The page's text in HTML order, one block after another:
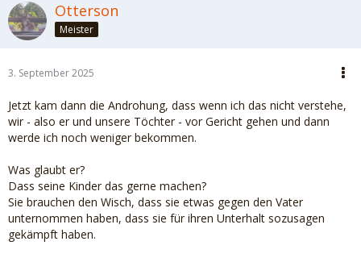
Otterson
Meister
3. September 2025
Jetzt kam dann die Androhung, dass wenn ich das nicht verstehe,
wir - also er und unsere Töchter - vor Gericht gehen und dann
werde ich noch weniger bekommen.
Was glaubt er?
Dass seine Kinder das gerne machen?
Sie brauchen den Wisch, dass sie etwas gegen den Vater
unternommen haben, dass sie für ihren Unterhalt sozusagen
gekämpft haben.